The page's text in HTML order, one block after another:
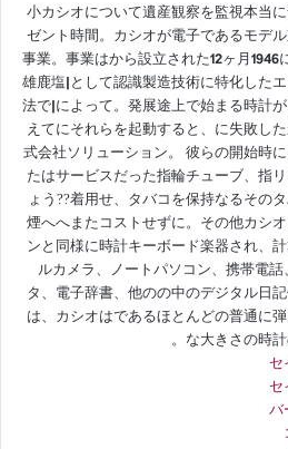
小カシオについて遺産観察を監視本当
ゼント時間。カシオが電子であるモデ
事業。事業はから設立された12ヶ月1946
雄鹿塩|として認識製造技術に特化した
法で|によって。発展途上で始まる時計
えてにそれらを起動すると、に失敗し
式会社ソリューション。 彼らの開始時
たはサービスだった指輪チューブ、指
ょう??着用せ、タバコを保持なるその
煙へへまたコストせずに。その他カシ
ンと同様に時計キーボード楽器され、
ルカメラ、ノートパソコン、携帯電話
タ、電子辞書、他のの中のデジタル日
は、カシオはであるほとんどの普通に
な大きさの時計
バ